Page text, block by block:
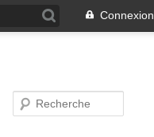
Connexion